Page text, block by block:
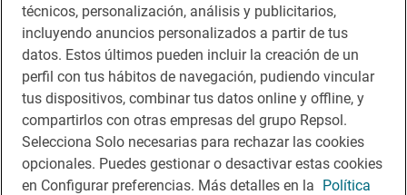
Te puede interesar
Aviso legal
Contacto
técnicos, personalización, análisis y publicitarios,
incluyendo anuncios personalizados a partir de tus
datos. Estos últimos pueden incluir la creación de un
perfil con tus hábitos de navegación, pudiendo vincular
tus dispositivos, combinar tus datos online y offline, y
compartirlos con otras empresas del grupo Repsol.
Selecciona Solo necesarias para rechazar las cookies
opcionales. Puedes gestionar o desactivar estas cookies
en Configurar preferencias. Más detalles en la Política